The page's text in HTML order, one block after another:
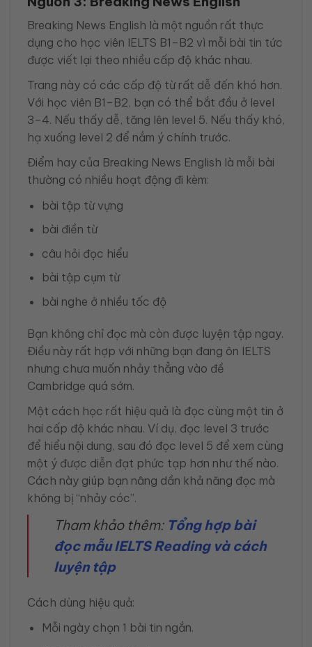
Breaking News English là một nguồn rất thực
dụng cho học viên IELTS B1–B2 vì mỗi bài tin tức
được viết lại theo nhiều cấp độ khác nhau.
Trang này có các cấp độ từ rất dễ đến khó hơn.
Với học viên B1–B2, bạn có thể bắt đầu ở level
3–4. Nếu thấy dễ, tăng lên level 5. Nếu thấy khó,
hạ xuống level 2 để nắm ý chính trước.
Điểm hay của Breaking News English là mỗi bài
thường có nhiều hoạt động đi kèm:
bài tập từ vựng
bài điền từ
câu hỏi đọc hiểu
bài tập cụm từ
bài nghe ở nhiều tốc độ
Bạn không chỉ đọc mà còn được luyện tập ngay.
Điều này rất hợp với những bạn đang ôn IELTS
nhưng chưa muốn nhảy thẳng vào đề
Cambridge quá sớm.
Một cách học rất hiệu quả là đọc cùng một tin ở
hai cấp độ khác nhau. Ví dụ, đọc level 3 trước
để hiểu nội dung, sau đó đọc level 5 để xem cùng
một ý được diễn đạt phức tạp hơn như thế nào.
Cách này giúp bạn nâng dần khả năng đọc mà
không bị “nhảy cóc”.
Tham khảo thêm: Tổng hợp bài
đọc mẫu IELTS Reading và cách
luyện tập
Cách dùng hiệu quả:
Mỗi ngày chọn 1 bài tin ngắn.